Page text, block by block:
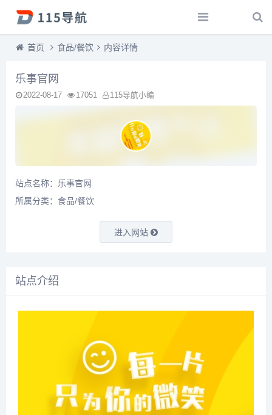
首页 食品/餐饮 内容详情
乐事官网
2022-08-17 17051 115导航小编
站点名称：乐事官网
所属分类： 食品/餐饮
进入网站
站点介绍